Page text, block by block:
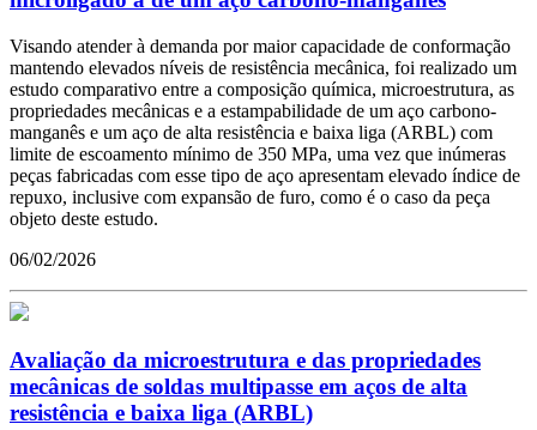
Visando atender à demanda por maior capacidade de conformação
mantendo elevados níveis de resistência mecânica, foi realizado um
estudo comparativo entre a composição química, microestrutura, as
propriedades mecânicas e a estampabilidade de um aço carbono-
manganês e um aço de alta resistência e baixa liga (ARBL) com
limite de escoamento mínimo de 350 MPa, uma vez que inúmeras
peças fabricadas com esse tipo de aço apresentam elevado índice de
repuxo, inclusive com expansão de furo, como é o caso da peça
objeto deste estudo.
06/02/2026
Avaliação da microestrutura e das propriedades
mecânicas de soldas multipasse em aços de alta
resistência e baixa liga (ARBL)